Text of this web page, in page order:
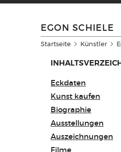
EGON SCHIELE
Startseite Künstler
Eckdaten
Kunst kaufen
Biographie
Ausstellungen
Auszeichnungen
Filme